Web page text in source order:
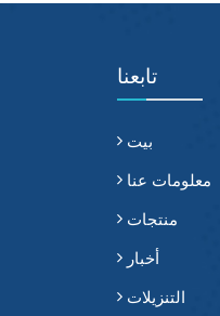
تابعنا
بيت
معلومات عنا
منتجات
أخبار
التنزيلات